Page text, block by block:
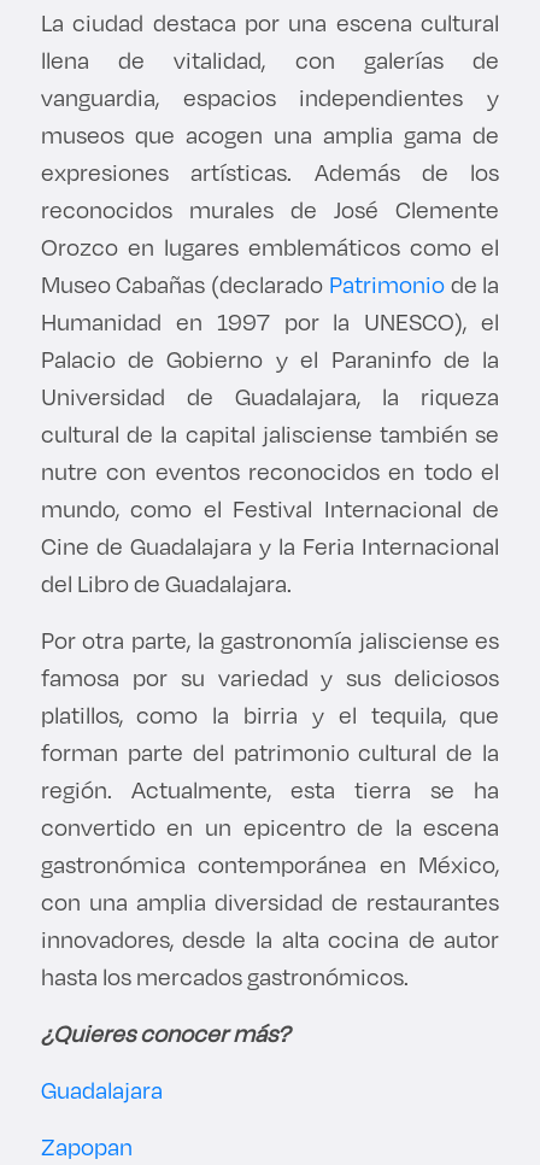
La ciudad destaca por una escena cultural
llena de vitalidad, con galerías de
vanguardia, espacios independientes y
museos que acogen una amplia gama de
expresiones artísticas. Además de los
reconocidos murales de José Clemente
Orozco en lugares emblemáticos como el
Museo Cabañas (declarado Patrimoniode la
Humanidad en 1997 por la UNESCO), el
Palacio de Gobierno y el Paraninfo de la
Universidad de Guadalajara, la riqueza
cultural de la capital jalisciense también se
nutre con eventos reconocidos en todo el
mundo, como el Festival Internacional de
Cine de Guadalajara y la Feria Internacional
del Libro de Guadalajara.
Por otra parte, la gastronomía jalisciense es
famosa por su variedad y sus deliciosos
platillos, como la birria y el tequila, que
forman parte del patrimonio cultural de la
región. Actualmente, esta tierra se ha
convertido en un epicentro de la escena
gastronómica contemporánea en México,
con una amplia diversidad de restaurantes
innovadores, desde la alta cocina de autor
hasta los mercados gastronómicos.
¿Quieres conocer más?
Guadalajara
Zapopan